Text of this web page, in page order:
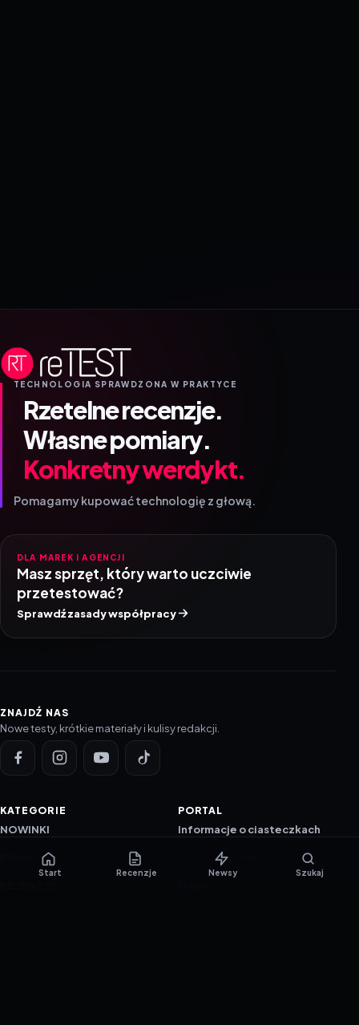
TECHNOLOGIA SPRAWDZONA W PRAKTYCE
Rzetelne recenzje.
Własne pomiary.
Konkretny werdykt.
Pomagamy kupować technologię z głową.
DLA MAREK I AGENCJI
Masz sprzęt, który warto uczciwie
przetestować?
Sprawdź zasady współpracy
ZNAJDŹ NAS
Nowe testy, krótkie materiały i kulisy redakcji.
KATEGORIE
NOWINKI
PORADNIKI
PORTAL
Informacje o ciasteczkach
Polityka prywatności
Start Recenzje Newsy Szukaj